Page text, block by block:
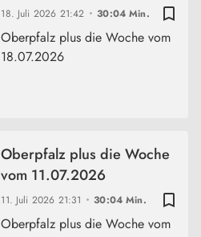
bookmark_border
18. Juli 2026 21:42 30:04 Min.
Oberpfalz plus die Woche vom
18.07.2026
bookmark_border
11. Juli 2026 21:31 30:04 Min.
Oberpfalz plus die Woche
vom 11.07.2026
Oberpfalz plus die Woche vom